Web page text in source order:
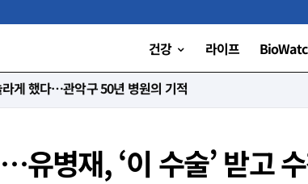
건강 라이프
먼저 듣습니다”
유병재, ‘이 수술’ 받고